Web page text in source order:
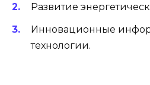
Развитие
Инновационные
технологии.